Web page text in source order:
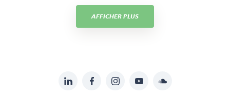
AFFICHER PLUS
LinkedInFacebookInstagramYouTubeSoundcloud